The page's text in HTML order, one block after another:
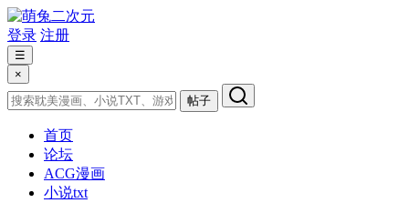
登录 注册
☰
×
帖子
首页
论坛
ACG漫画
小说txt